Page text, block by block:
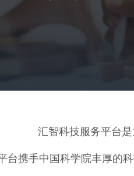
汇智科技服务平台
台携手中国科学院丰厚的